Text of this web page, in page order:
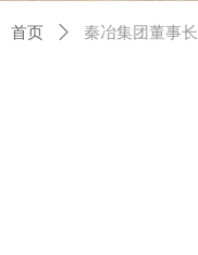
首页 ꄲ 秦冶集团董事